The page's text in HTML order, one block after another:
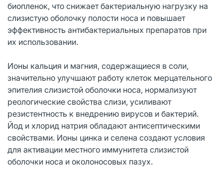
биопленок, что снижает бактериальную нагрузку на
слизистую оболочку полости носа и повышает
эффективность антибактериальных препаратов при
их использовании.
Ионы кальция и магния, содержащиеся в соли,
значительно улучшают работу клеток мерцательного
эпителия слизистой оболочки носа, нормализуют
реологические свойства слизи, усиливают
резистентность к внедрению вирусов и бактерий.
Йод и хлорид натрия обладают антисептическими
свойствами. Ионы цинка и селена создают условия
для активации местного иммунитета слизистой
оболочки носа и околоносовых пазух.